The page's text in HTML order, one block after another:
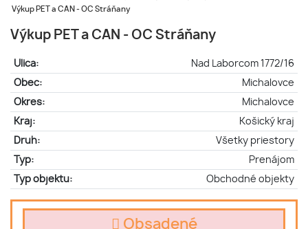
Výkup PET a CAN - OC Stráňany
Výkup PET a CAN - OC Stráňany
Ulica:
Nad Laborcom 1772/16
Obec:
Michalovce
Okres:
Michalovce
Kraj:
Košický kraj
Druh:
Všetky priestory
Typ:
Prenájom
Typ objektu:
Obchodné objekty
Obsadené